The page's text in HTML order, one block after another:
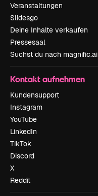
Veranstaltungen
Slidesgo
Deine Inhalte verkaufen
Pressesaal
Suchst du nach magnific.ai
Kontakt aufnehmen
Kundensupport
Instagram
YouTube
LinkedIn
TikTok
Discord
X
Reddit